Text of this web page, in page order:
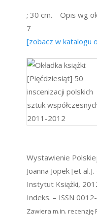
; 30 cm. – Opis wg
7
[zobacz w katalogu
Wystawienie
Joanna Jopek [et
Instytut Książki,
Indeks. – ISSN
Zawiera m.in. recenzję